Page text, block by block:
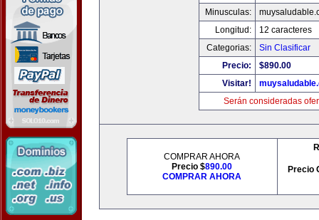
Minusculas:
Longitud:
12 caracteres
Categorias:
Sin Clasificar
Precio:
$890.00
Visitar!
Serán consideradas
COMPRAR AHORA
Precio $890.00
COMPRAR AHORA
Precio